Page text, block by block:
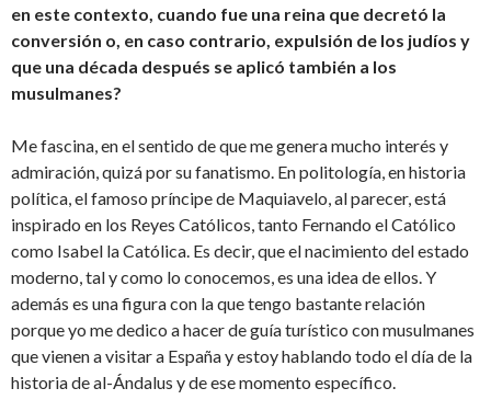
en este contexto, cuando fue una reina que decretó la
conversión o, en caso contrario, expulsión de los judíos y
que una década después se aplicó también a los
musulmanes?
Me fascina, en el sentido de que me genera mucho interés y
admiración, quizá por su fanatismo. En politología, en historia
política, el famoso príncipe de Maquiavelo, al parecer, está
inspirado en los Reyes Católicos, tanto Fernando el Católico
como Isabel la Católica. Es decir, que el nacimiento del estado
moderno, tal y como lo conocemos, es una idea de ellos. Y
además es una figura con la que tengo bastante relación
porque yo me dedico a hacer de guía turístico con musulmanes
que vienen a visitar a España y estoy hablando todo el día de la
historia de al-Ándalus y de ese momento específico.